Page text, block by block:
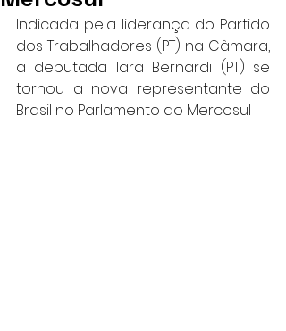
Indicada pela liderança do Partido
dos Trabalhadores (PT) na Câmara,
a deputada Iara Bernardi (PT) se
tornou a nova representante do
Brasil no Parlamento do Mercosul